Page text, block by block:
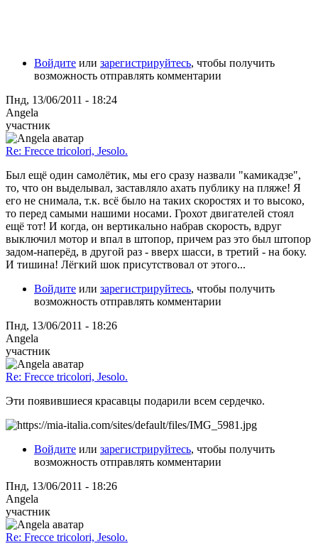
Войдите или зарегистрируйтесь, чтобы получить
возможность отправлять комментарии
Пнд, 13/06/2011 - 18:24
Angela
участник
Re: Frecce tricolori, Jesolo.
Был ещё один самолётик, мы его сразу назвали "камикадзе",
то, что он выделывал, заставляло ахать публику на пляже! Я
его не снимала, т.к. всё было на таких скоростях и то высоко,
то перед самыми нашими носами. Грохот двигателей стоял
ещё тот! И когда, он вертикально набрав скорость, вдруг
выключил мотор и впал в штопор, причем раз это был штопор
задом-наперёд, в другой раз - вверх шасси, в третий - на боку.
И тишина! Лёгкий шок присутствовал от этого...
Войдите или зарегистрируйтесь, чтобы получить
возможность отправлять комментарии
Пнд, 13/06/2011 - 18:26
Angela
участник
Re: Frecce tricolori, Jesolo.
Эти появившиеся красавцы подарили всем сердечко.
Войдите или зарегистрируйтесь, чтобы получить
возможность отправлять комментарии
Пнд, 13/06/2011 - 18:26
Angela
участник
Re: Frecce tricolori, Jesolo.